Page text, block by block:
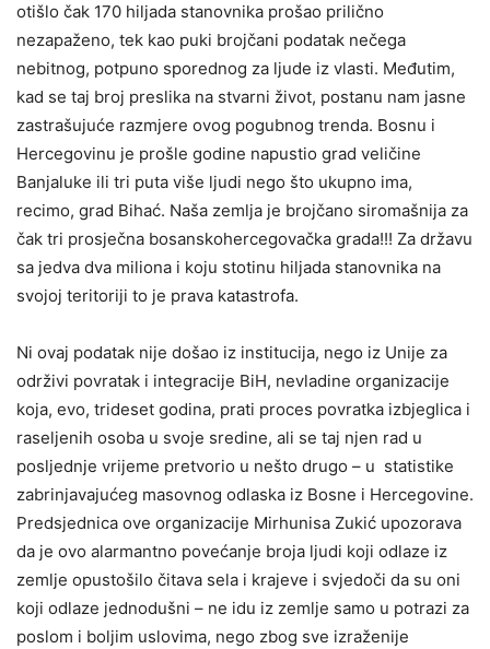
otišlo čak 170 hiljada stanovnika prošao prilično
nezapaženo, tek kao puki brojčani podatak nečega
nebitnog, potpuno sporednog za ljude iz vlasti. Međutim,
kad se taj broj preslika na stvarni život, postanu nam jasne
zastrašujuće razmjere ovog pogubnog trenda. Bosnu i
Hercegovinu je prošle godine napustio grad veličine
Banjaluke ili tri puta više ljudi nego što ukupno ima,
recimo, grad Bihać. Naša zemlja je brojčano siromašnija za
čak tri prosječna bosanskohercegovačka grada!!! Za državu
sa jedva dva miliona i koju stotinu hiljada stanovnika na
svojoj teritoriji to je prava katastrofa.
Ni ovaj podatak nije došao iz institucija, nego iz Unije za
održivi povratak i integracije BiH, nevladine organizacije
koja, evo, trideset godina, prati proces povratka izbjeglica i
raseljenih osoba u svoje sredine, ali se taj njen rad u
posljednje vrijeme pretvorio u nešto drugo – u statistike
zabrinjavajućeg masovnog odlaska iz Bosne i Hercegovine.
Predsjednica ove organizacije Mirhunisa Zukić upozorava
da je ovo alarmantno povećanje broja ljudi koji odlaze iz
zemlje opustošilo čitava sela i krajeve i svjedoči da su oni
koji odlaze jednodušni – ne idu iz zemlje samo u potrazi za
poslom i boljim uslovima, nego zbog sve izraženije